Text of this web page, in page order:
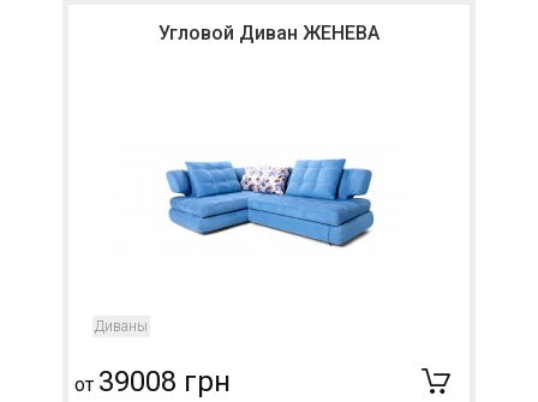
Угловой Диван ЖЕНЕВА
Диваны
от 39008 грн